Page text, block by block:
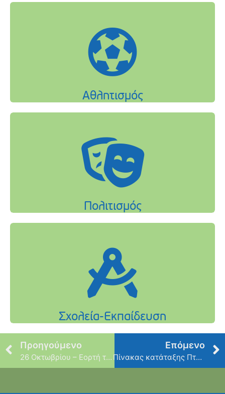
Προηγούμενο
26 Οκτωβρίου – Εορτή του Αγίου Δημητρίου
Επόμενο
Πίνακας κατάταξης Πτυχιούχων Φυσικής Αγωγής